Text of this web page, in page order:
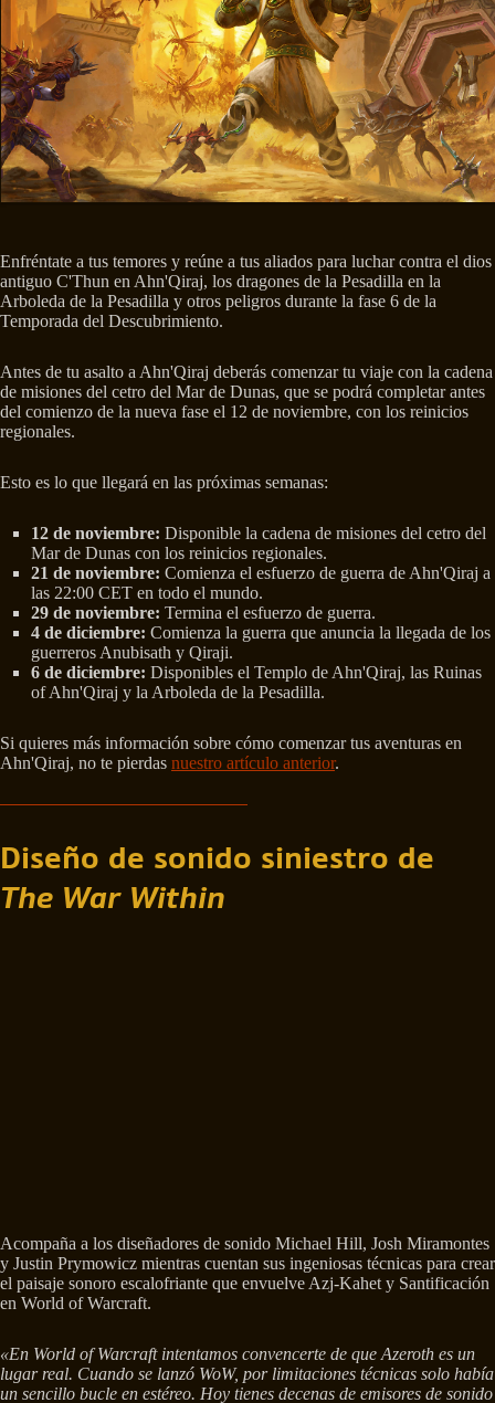
Enfréntate a tus temores y reúne a tus aliados para luchar contra el dios
antiguo C'Thun en Ahn'Qiraj, los dragones de la Pesadilla en la
Arboleda de la Pesadilla y otros peligros durante la fase 6 de la
Temporada del Descubrimiento.
Antes de tu asalto a Ahn'Qiraj deberás comenzar tu viaje con la cadena
de misiones del cetro del Mar de Dunas, que se podrá completar antes
del comienzo de la nueva fase el 12 de noviembre, con los reinicios
regionales.
Esto es lo que llegará en las próximas semanas:
12 de noviembre: Disponible la cadena de misiones del cetro del
Mar de Dunas con los reinicios regionales.
21 de noviembre: Comienza el esfuerzo de guerra de Ahn'Qiraj a
las 22:00 CET en todo el mundo.
29 de noviembre: Termina el esfuerzo de guerra.
4 de diciembre: Comienza la guerra que anuncia la llegada de los
guerreros Anubisath y Qiraji.
6 de diciembre: Disponibles el Templo de Ahn'Qiraj, las Ruinas
of Ahn'Qiraj y la Arboleda de la Pesadilla.
Si quieres más información sobre cómo comenzar tus aventuras en
Ahn'Qiraj, no te pierdas nuestro artículo anterior.
Diseño de sonido siniestro de
The War Within
Acompaña a los diseñadores de sonido Michael Hill, Josh Miramontes
y Justin Prymowicz mientras cuentan sus ingeniosas técnicas para crear
el paisaje sonoro escalofriante que envuelve Azj-Kahet y Santificación
en World of Warcraft.
«En World of Warcraft intentamos convencerte de que Azeroth es un
lugar real. Cuando se lanzó WoW, por limitaciones técnicas solo había
un sencillo bucle en estéreo. Hoy tienes decenas de emisores de sonido